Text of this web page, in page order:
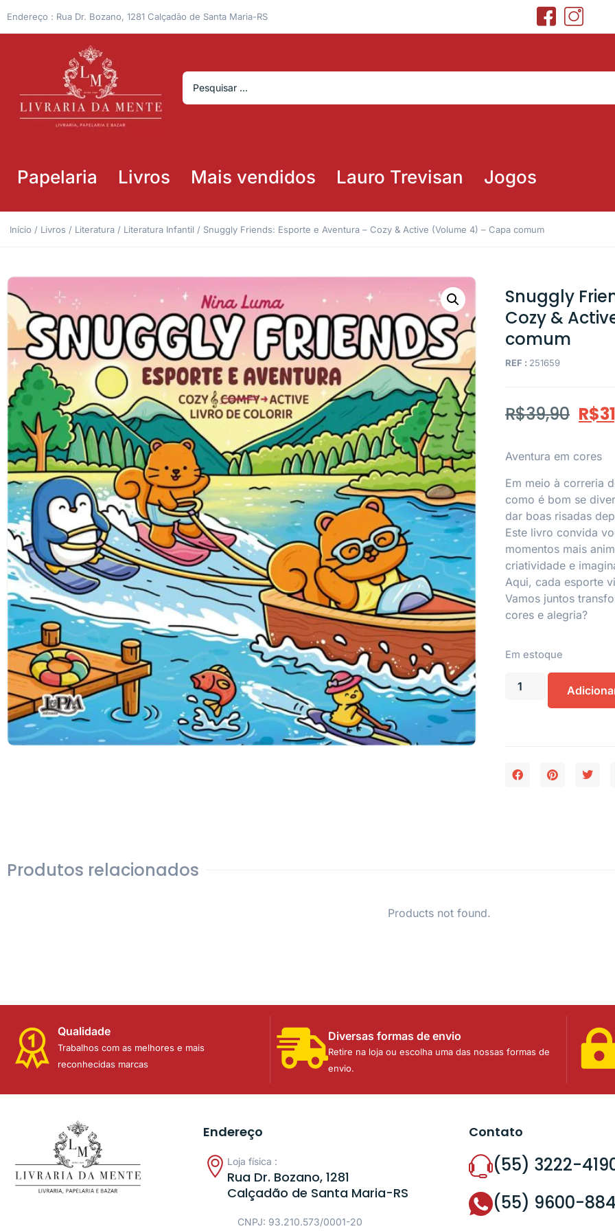
Endereço : Rua Dr. Bozano, 1281 Calçadão de Santa Maria-RS
Papelaria Livros Mais vendidos Lauro Trevisan Jogos
Início / Livros / Literatura / Literatura Infantil / Snuggly Friends: Esporte e Aventura – Cozy & Active (Volume 4) – Capa comum
Snuggly
Cozy &
comum
REF : 251659
R$39,90 R$
Aventura em cores
Em meio à correria
como é bom se
dar boas risadas
Este livro convida
momentos mais
criatividade e
Aqui, cada esporte
Vamos juntos
cores e alegria?
Em estoque
Produtos relacionados
Products not found.
Qualidade
Trabalhos com as melhores e mais
reconhecidas marcas
Diversas formas de envio
Retire na loja ou escolha uma das nossas formas de
envio.
Endereço
Loja física :
Rua Dr. Bozano, 1281
Calçadão de Santa Maria-RS
CNPJ: 93.210.573/0001-20
Contato
(55) 3222-
(55) 9600-